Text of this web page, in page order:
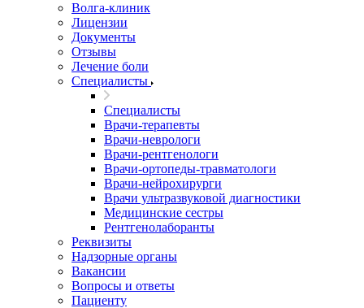
Волга-клиник
Лицензии
Документы
Отзывы
Лечение боли
Специалисты
Специалисты
Врачи-терапевты
Врачи-неврологи
Врачи-рентгенологи
Врачи-ортопеды-травматологи
Врачи-нейрохирурги
Врачи ультразвуковой диагностики
Медицинские сестры
Рентгенолаборанты
Реквизиты
Надзорные органы
Вакансии
Вопросы и ответы
Пациенту